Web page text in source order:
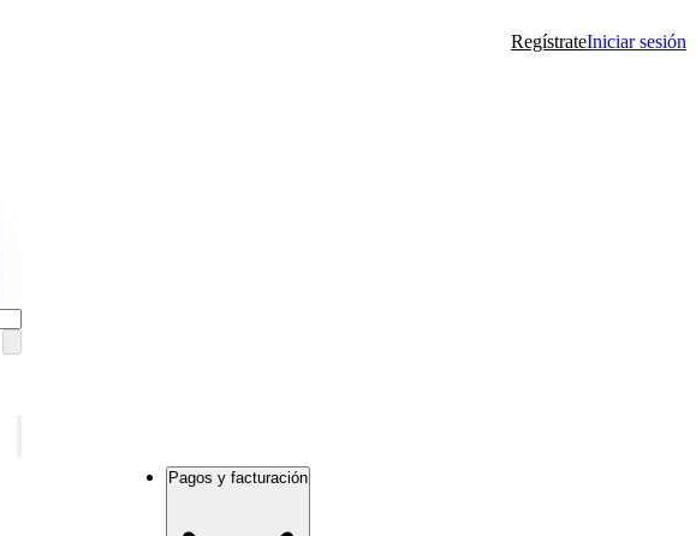
RegístrateIniciar sesión
Pagos y facturación